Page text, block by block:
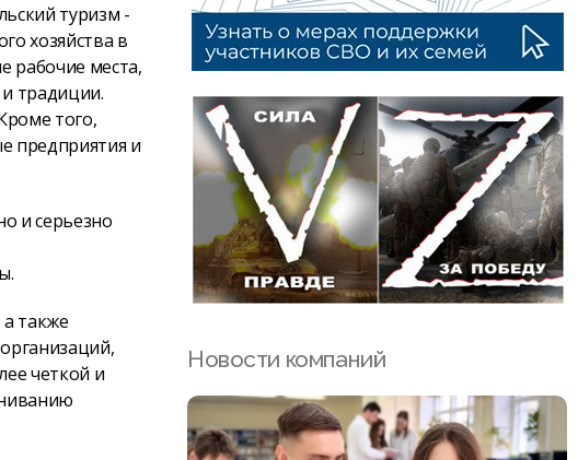
туризм -
хозяйства в
рабочие места,
традиции.
того,
предприятия и
и серьезно
также
четкой и
Новости компаний